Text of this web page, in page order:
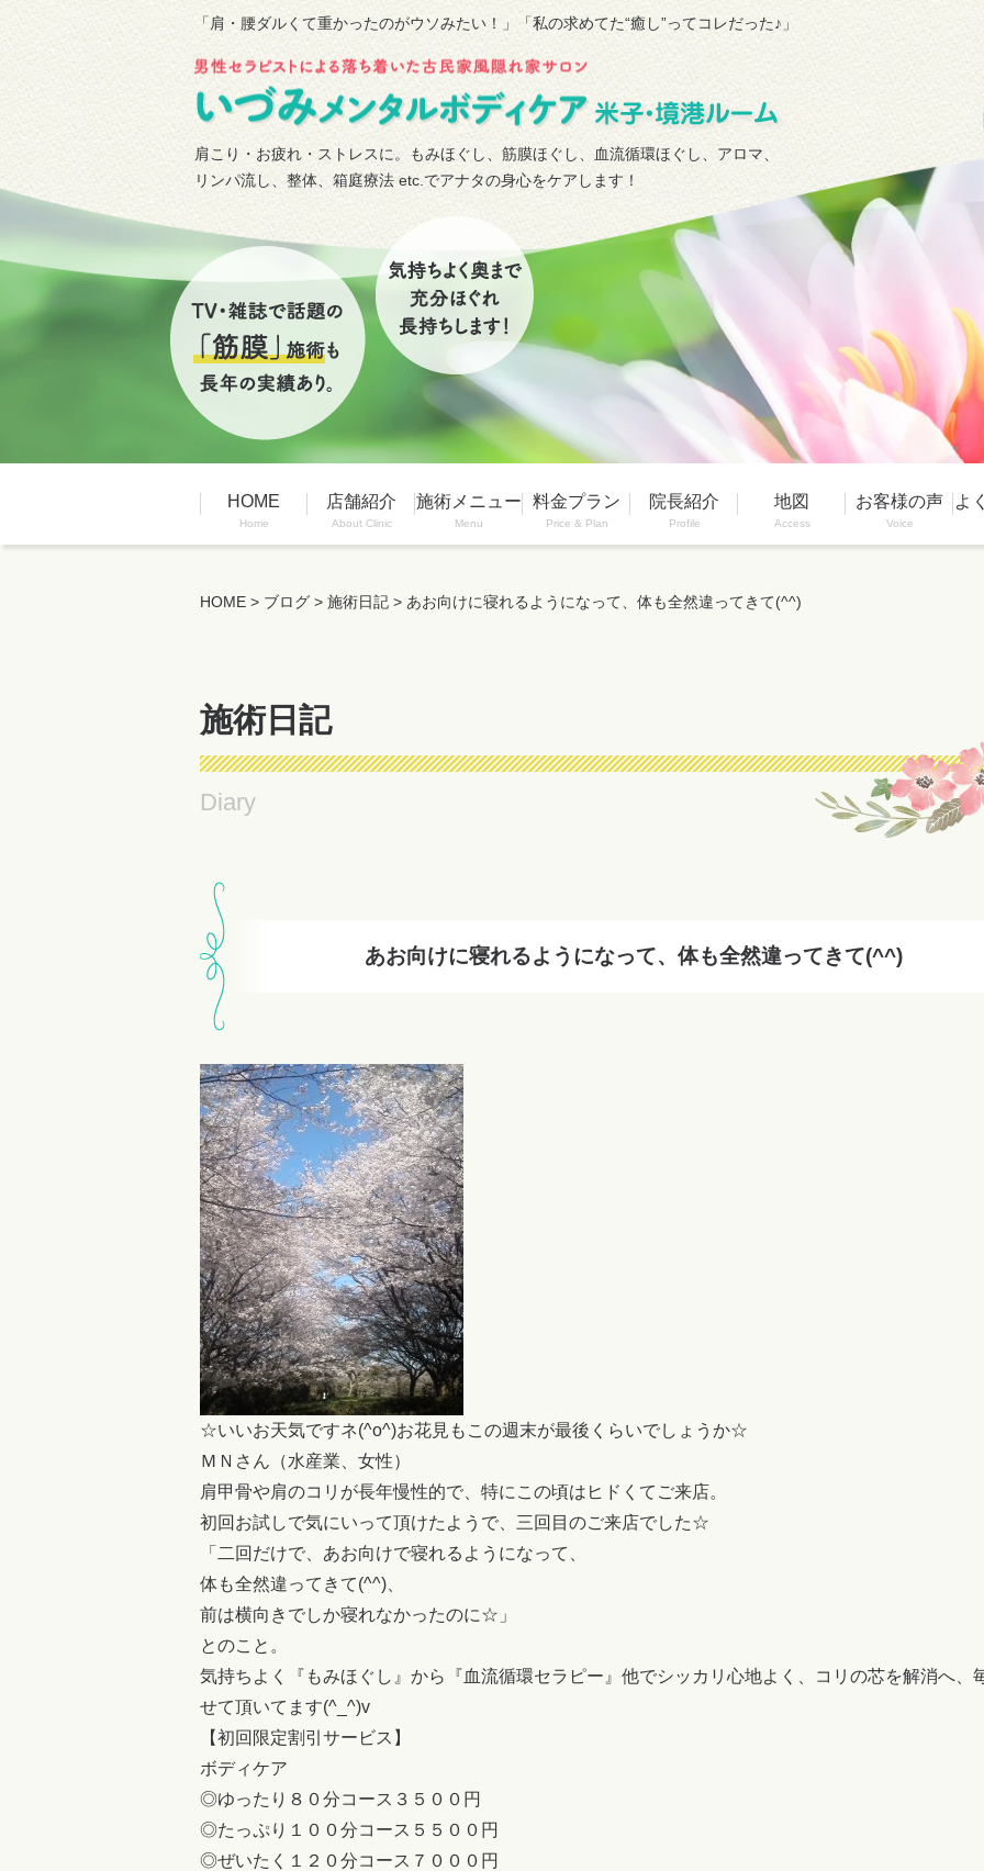
「肩・腰ダルくて重かったのがウソみたい！」 「私の求めてた“癒し”ってコレだった♪」
肩こり・お疲れ・ストレスに。もみほぐし、筋膜ほぐし、血流循環ほぐし、アロマ、
リンパ流し、整体、箱庭療法 etc.でアナタの身心をケアします！
HOME
Home
店舗紹介
About Clinic
施術メニュー
Menu
料金プラン
Price & Plan
院長紹介
Profile
地図
Access
お客様の声
Voice
よ
HOME > ブログ > 施術日記 > あお向けに寝れるようになって、体も全然違ってきて(^^)
施術日記
Diary
あお向けに寝れるようになって、体も全然違ってきて(^^)
☆いいお天気ですネ(^o^)お花見もこの週末が最後くらいでしょうか☆
ＭＮさん（水産業、女性）
肩甲骨や肩のコリが長年慢性的で、特にこの頃はヒドくてご来店。
初回お試しで気にいって頂けたようで、三回目のご来店でした☆
「二回だけで、あお向けで寝れるようになって、
体も全然違ってきて(^^)、
前は横向きでしか寝れなかったのに☆」
とのこと。
気持ちよく『もみほぐし』から『血流循環セラピー』他でシッカリ心地よく、コリの芯を解消へ、
せて頂いてます(^_^)v
【初回限定割引サービス】
ボディケア
◎ゆったり８０分コース３５００円
◎たっぷり１００分コース５５００円
◎ぜいたく１２０分コース７０００円